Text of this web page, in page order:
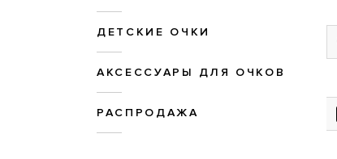
ДЕТСКИЕ ОЧКИ
АКСЕССУАРЫ ДЛЯ ОЧКОВ
РАСПРОДАЖА